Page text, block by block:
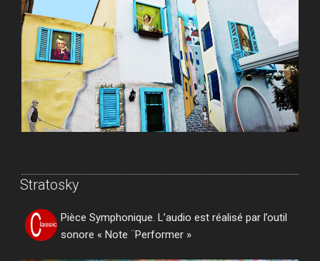
Stratosky
Pièce Symphonique. L’audio est réalisé par l’outil
sonore « Note ¨Performer »